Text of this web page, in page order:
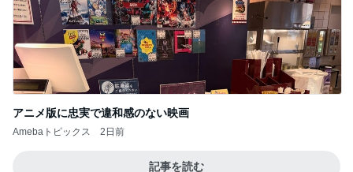
アニメ版に忠実で違和感のない映画
Amebaトピックス 2日前
記事を読む